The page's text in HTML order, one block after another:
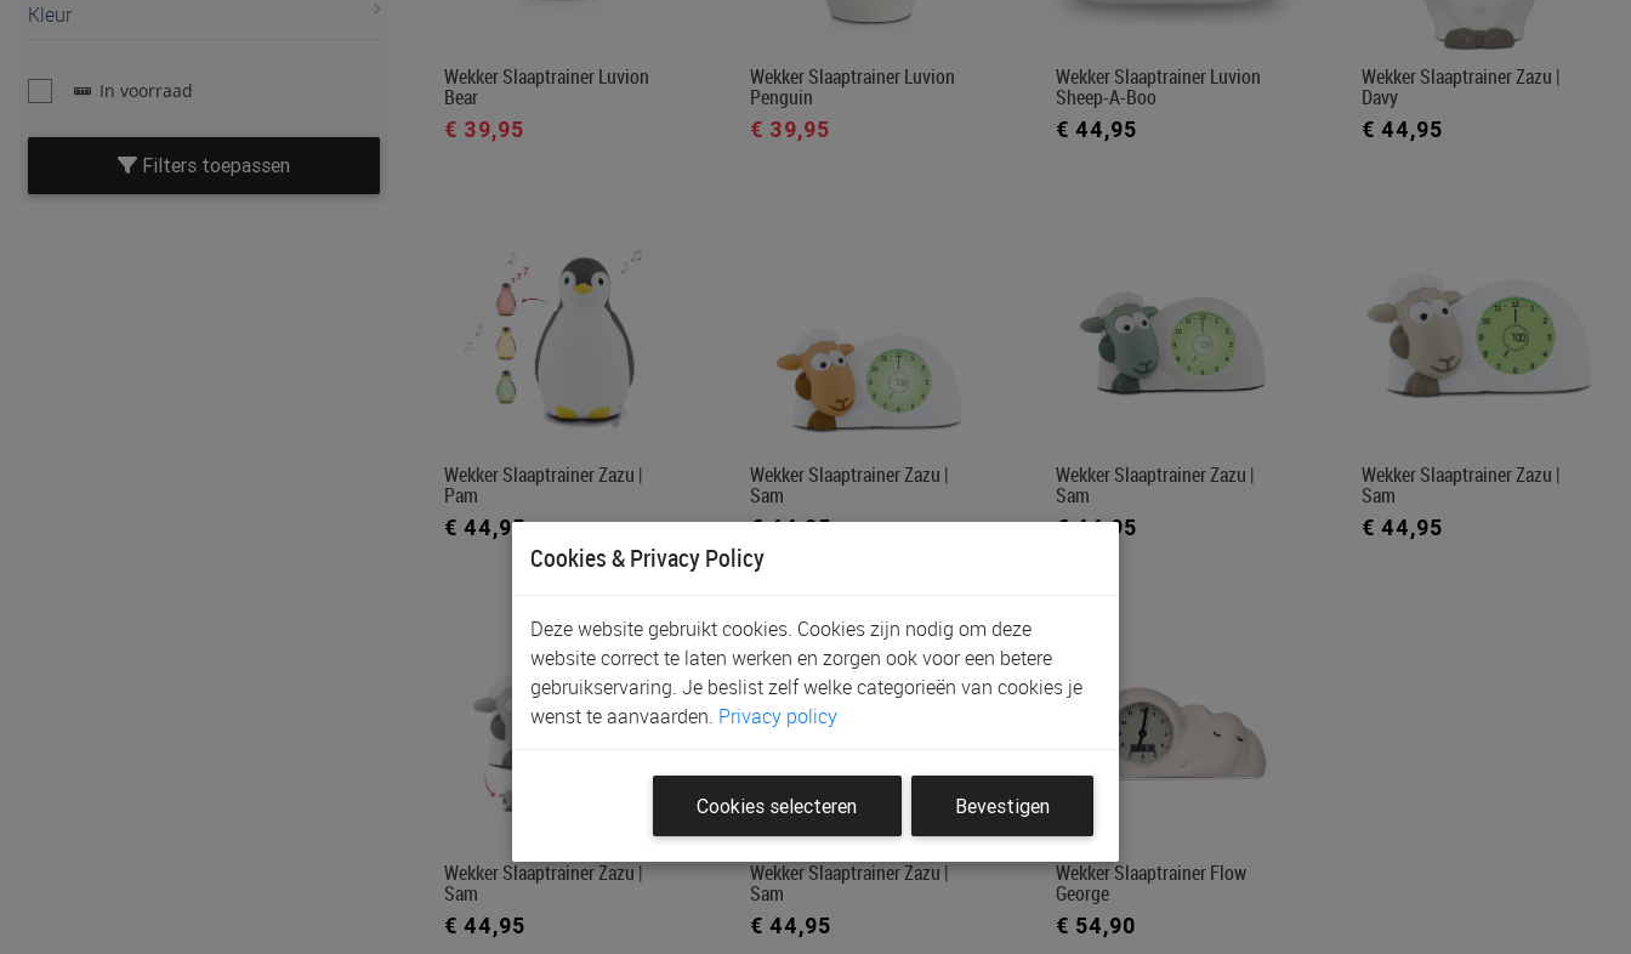
Kleur
In voorraad
Filters toepassen
Wekker Slaaptrainer Luvion
Bear
€ 39,95
Wekker Slaaptrainer Luvion
Penguin
€ 39,95
Wekker Slaaptrainer Luvion
Sheep-A-Boo
€ 44,95
Wekker Slaaptrainer Zazu |
Davy
€ 44,95
Wekker Slaaptrainer Zazu |
Pam
€ 44,95
Wekker Slaaptrainer Zazu |
Sam
€ 44,95
Wekker Slaaptrainer Zazu |
Sam
€ 44,95
Wekker Slaaptrainer Zazu |
Sam
€ 44,95
Wekker Slaaptrainer Zazu |
Sam
€ 44,95
Wekker Slaaptrainer Zazu |
Sam
€ 44,95
Wekker Slaaptrainer Flow
George
€ 54,90
Cookies & Privacy Policy
Deze website gebruikt cookies. Cookies zijn nodig om deze
website correct te laten werken en zorgen ook voor een betere
gebruikservaring. Je beslist zelf welke categorieën van cookies je
wenst te aanvaarden. Privacy policy
Cookies selecteren Bevestigen